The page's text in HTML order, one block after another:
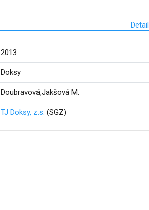
Detail
2013
Doksy
Doubravová,Jakšová M.
TJ Doksy, z.s. (SGZ)